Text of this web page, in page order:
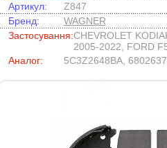
Артикул:
Z847
Бренд:
WAGNER
Застосування:CHEVROLET
2005-2022, FORD
Аналог:
5C3Z2648BA,